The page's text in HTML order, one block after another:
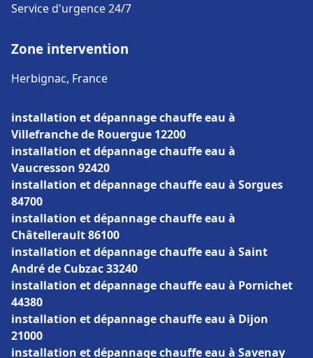
Service d'urgence 24/7
Zone intervention
Herbignac, France
installation et dépannage chauffe eau à
Villefranche de Rouergue 12200
installation et dépannage chauffe eau à
Vaucresson 92420
installation et dépannage chauffe eau à Sorgues
84700
installation et dépannage chauffe eau à
Châtellerault 86100
installation et dépannage chauffe eau à Saint
André de Cubzac 33240
installation et dépannage chauffe eau à Pornichet
44380
installation et dépannage chauffe eau à Dijon
21000
installation et dépannage chauffe eau à Savenay